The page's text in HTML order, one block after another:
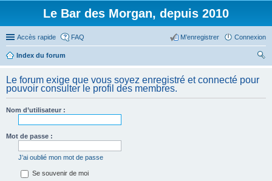
Le Bar des Morgan, depuis 2010
Accès rapide FAQ Connexion
M’enregistrer
Index du forum
her
ch
Le forum exige que vous soyez enregistré et connecté pour
pouvoir consulter le profil des membres.
Nom d’utilisateur :
Mot de passe :
J’ai oublié mon mot de passe
Se souvenir de moi